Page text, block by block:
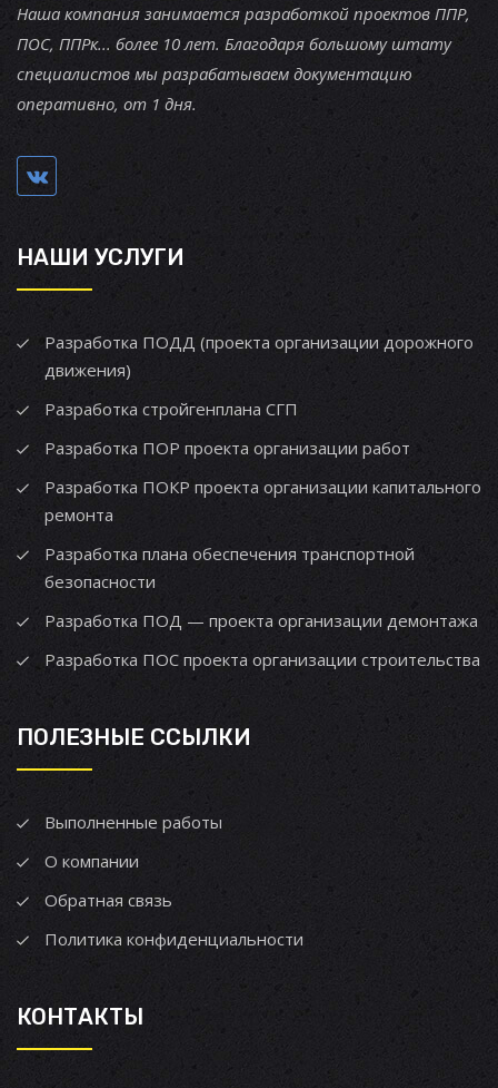
Наша компания занимается разработкой проектов ППР,
ПОС, ППРк... более 10 лет. Благодаря большому штату
специалистов мы разрабатываем документацию
оперативно, от 1 дня.
НАШИ УСЛУГИ
Разработка ПОДД (проекта организации дорожного
движения)
Разработка стройгенплана СГП
Разработка ПОР проекта организации работ
Разработка ПОКР проекта организации капитального
ремонта
Разработка плана обеспечения транспортной
безопасности
Разработка ПОД — проекта организации демонтажа
Разработка ПОС проекта организации строительства
ПОЛЕЗНЫЕ ССЫЛКИ
Выполненные работы
О компании
Обратная связь
Политика конфиденциальности
КОНТАКТЫ